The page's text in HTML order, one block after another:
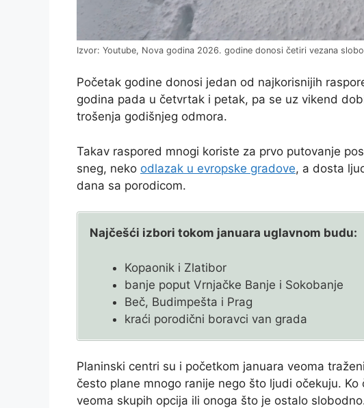
Izvor: Youtube, Nova godina 2026. godine donosi četiri vezana
Početak godine donosi jedan od najkorisnijih
godina pada u četvrtak i petak, pa se uz vikend
trošenja godišnjeg odmora.
Takav raspored mnogi koriste za prvo putovanje
sneg, neko odlazak u evropske gradove, a dosta
dana sa porodicom.
Najčešći izbori tokom januara uglavnom budu:
Kopaonik i Zlatibor
banje poput Vrnjačke Banje i Sokobanje
Beč, Budimpešta i Prag
kraći porodični boravci van grada
Planinski centri su i početkom januara veoma
često plane mnogo ranije nego što ljudi očekuju.
veoma skupih opcija ili onoga što je ostalo